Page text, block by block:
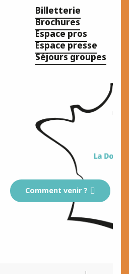
Billetterie
Brochures
Espace pros
Espace presse
Séjours groupes
Comment venir ?